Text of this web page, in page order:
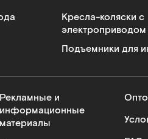
Кресла-коляски с
электроприводом
Подъемники для
Рекламные и
информационные
материалы